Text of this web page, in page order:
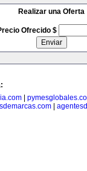
Realizar una Oferta
Ofrecido $
|